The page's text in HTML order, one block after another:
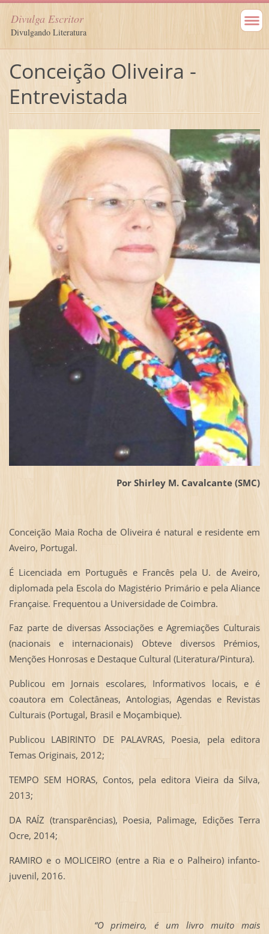
Divulga Escritor
Divulgando Literatura
Conceição Oliveira -
Entrevistada
Por Shirley M. Cavalcante (SMC)
Conceição Maia Rocha de Oliveira é natural e residente em
Aveiro, Portugal.
É Licenciada em Português e Francês pela U. de Aveiro,
diplomada pela Escola do Magistério Primário e pela Aliance
Française. Frequentou a Universidade de Coimbra.
Faz parte de diversas Associações e Agremiações Culturais
(nacionais e internacionais) Obteve diversos Prémios,
Menções Honrosas e Destaque Cultural (Literatura/Pintura).
Publicou em Jornais escolares, Informativos locais, e é
coautora em Colectâneas, Antologias, Agendas e Revistas
Culturais (Portugal, Brasil e Moçambique).
Publicou LABIRINTO DE PALAVRAS, Poesia, pela editora
Temas Originais, 2012;
TEMPO SEM HORAS, Contos, pela editora Vieira da Silva,
2013;
DA RAÍZ (transparências), Poesia, Palimage, Edições Terra
Ocre, 2014;
RAMIRO e o MOLICEIRO (entre a Ria e o Palheiro) infanto-
juvenil, 2016.
“O primeiro, é um livro muito mais